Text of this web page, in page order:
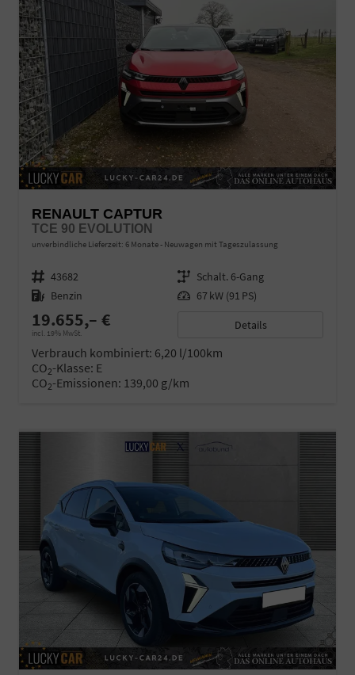
RENAULT CAPTUR
TCE 90 EVOLUTION
unverbindliche Lieferzeit: 6 Monate Neuwagen mit Tageszulassung
Fahrzeugnr. 43682 Getriebe Schalt. 6-Gang
Kraftstoff Benzin Leistung 67 kW (91 PS)
19.655,– €
incl. 19% MwSt.
Details
Verbrauch kombiniert: 6,20 l/100km
CO2-Klasse: E
CO2-Emissionen: 139,00 g/km